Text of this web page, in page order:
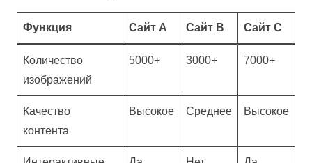
Функция Сайт A Сайт B Сайт C
Количество
изображений
5000+ 3000+ 7000+
Качество
контента
Высокое Среднее Высокое